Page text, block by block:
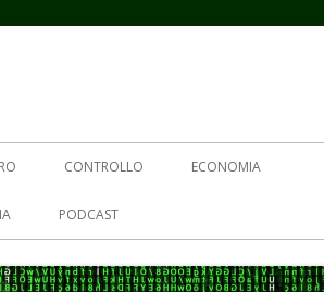
CONTROLLO ECONOMIA
PODCAST